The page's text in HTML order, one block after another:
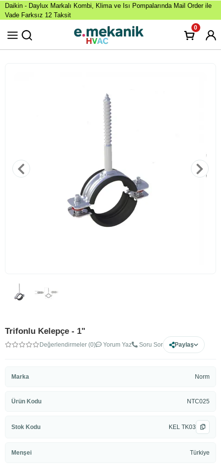
Daikin - Daylux Markalı Kombi, Klima ve Isı Pompalarında Mail Order ile
Vade Farksız 12 Taksit
0
Trifonlu Kelepçe - 1"
Değerlendirmeler (0) Yorum Yaz Soru Sor Paylaş
Marka Norm
Ürün Kodu NTC025
Stok Kodu KEL TK03
Menşei Türkiye